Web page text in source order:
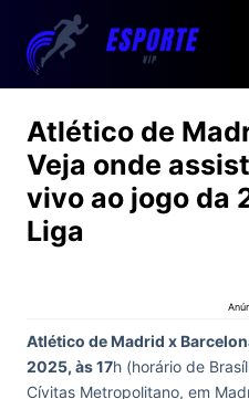
Atlético de
Veja onde
vivo ao jogo da
Liga
Atlético de Madrid x
2025, às 17h (horário de
Cívitas Metropolitano, em